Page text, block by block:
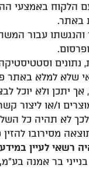
הלקוח באמצעי
באתר.
עבור
נתונים
שלא למלא באתר
אך יתכן ולא יוכל
ו/או ליצור
לא תהיה כל
מסירובו להזין
רשאי לעיין
בנייני בר אמנה בע"מ